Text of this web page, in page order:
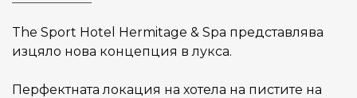
The Sport Hotel Hermitage & Spa представлява
изцяло нова концепция в лукса.
Перфектната локация на хотела на пистите на